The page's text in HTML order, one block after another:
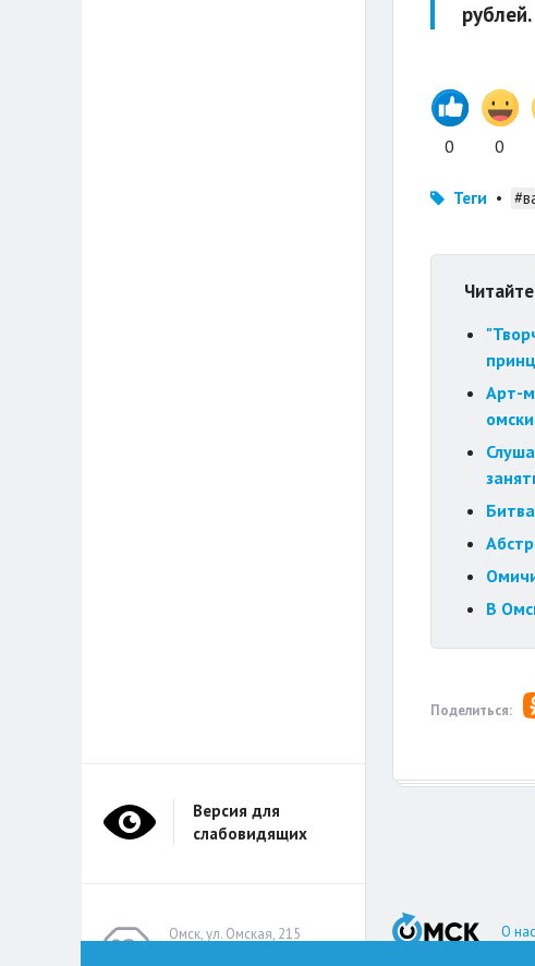
рублей.
0 0
Теги •
Арт-
В
Поделиться:
О нас
Омск, ул. Омская, 215
Версия для
слабовидящих